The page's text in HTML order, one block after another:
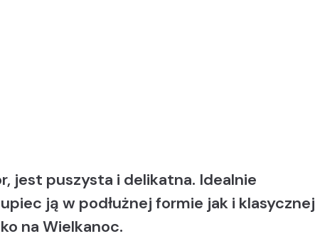
jest puszysta i delikatna. Idealnie
ją w podłużnej formie jak i klasycznej
na Wielkanoc.